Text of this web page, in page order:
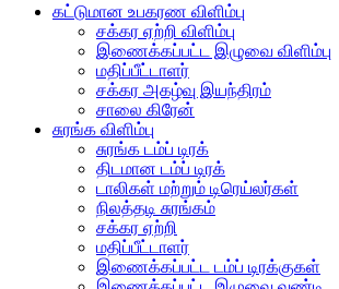
கட்டுமான உபகரண விளிம்பு
சக்கர ஏற்றி விளிம்பு
இணைக்கப்பட்ட இழுவை விளிம்பு
மதிப்பீட்டாளர்
சக்கர அகழ்வு இயந்திரம்
சாலை கிரேன்
சுரங்க விளிம்பு
சுரங்க டம்ப் டிரக்
திடமான டம்ப் டிரக்
டாலிகள் மற்றும் டிரெய்லர்கள்
நிலத்தடி சுரங்கம்
சக்கர ஏற்றி
மதிப்பீட்டாளர்
இணைக்கப்பட்ட டம்ப் டிரக்குகள்